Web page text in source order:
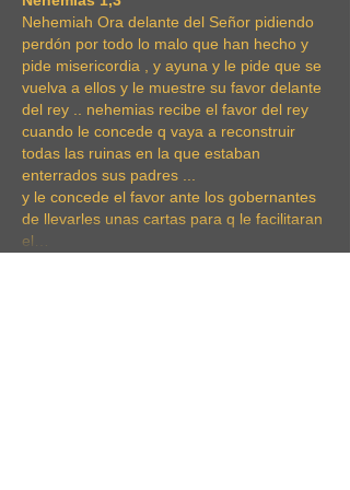
Nehemiah Ora delante del Señor pidiendo
perdón por todo lo malo que han hecho y
pide misericordia , y ayuna y le pide que se
vuelva a ellos y le muestre su favor delante
del rey .. nehemias recibe el favor del rey
cuando le concede q vaya a reconstruir
todas las ruinas en la que estaban
enterrados sus padres ...
y le concede el favor ante los gobernantes
de llevarles unas cartas para q le facilitaran
el…